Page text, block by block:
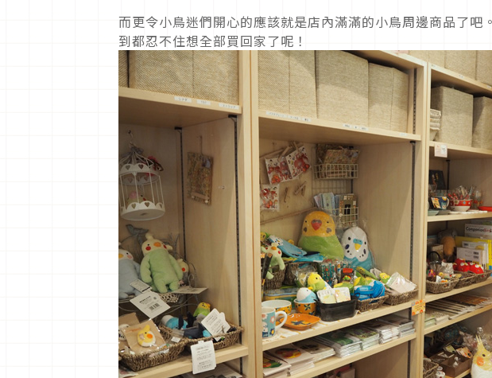
而更令小鳥迷們開心的應該就是店內滿滿的小鳥周邊商品了
到都忍不住想全部買回家了呢！